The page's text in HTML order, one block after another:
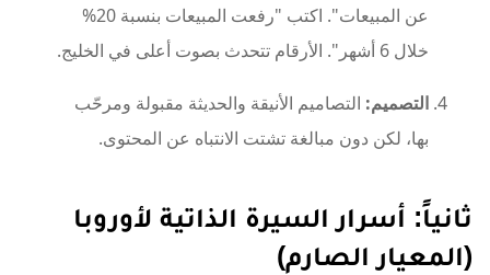
عن المبيعات". اكتب "رفعت المبيعات بنسبة 20%
خلال 6 أشهر". الأرقام تتحدث بصوت أعلى في الخليج.
التصميم: التصاميم الأنيقة والحديثة مقبولة ومرحّب
بها، لكن دون مبالغة تشتت الانتباه عن المحتوى.
ثانياً: أسرار السيرة الذاتية لأوروبا
(المعيار الصارم)